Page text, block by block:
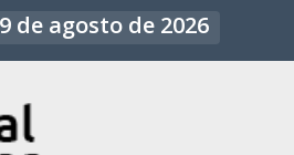
de agosto de 2026